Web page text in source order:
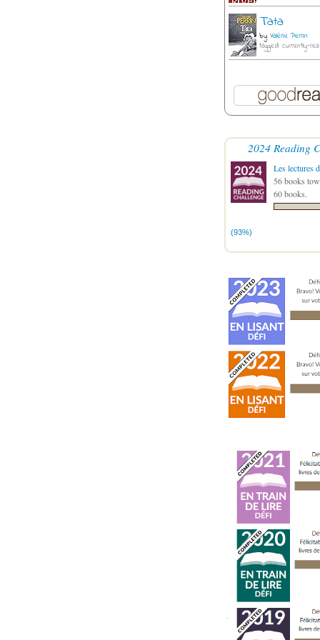
Tata
by Valérie Perrin
tagged: currently-
2024 Reading
Les lectures
56 books
60 books.
(93%)